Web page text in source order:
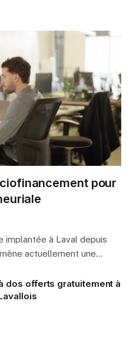
pour
implantée à Laval depuis
actuellement une…
dos offerts gratuitement à